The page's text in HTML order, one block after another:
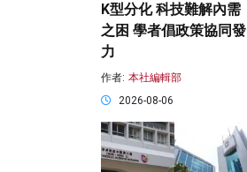
K型分化 科技難解內需
之困 學者倡政策協同發
力
作者: 本社編輯部
2026-08-06